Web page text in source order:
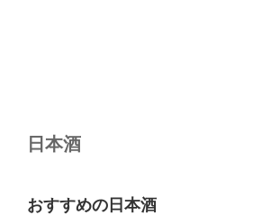
日本酒
おすすめの日本酒